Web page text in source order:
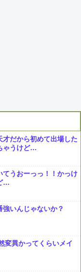
だから初めて出場した
ゃうけど…
てうおーっっ！！かっけ
…
強いんじゃないか？
変異かってくらいメイ